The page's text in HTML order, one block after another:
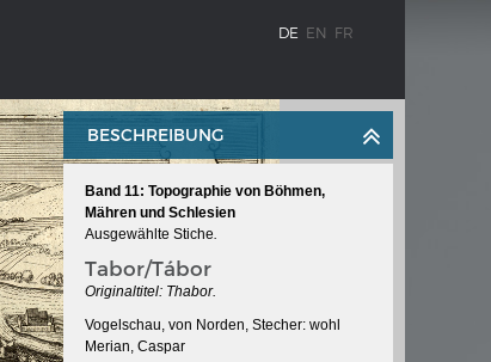
DE EN FR
KAISER KARL V.
BESCHREIBUNG
Band 11: Topographie von Böhmen,
Mähren und Schlesien
Ausgewählte Stiche.
Tabor/Tábor
Originaltitel: Thabor.
Vogelschau, von Norden, Stecher: wohl
Merian, Caspar